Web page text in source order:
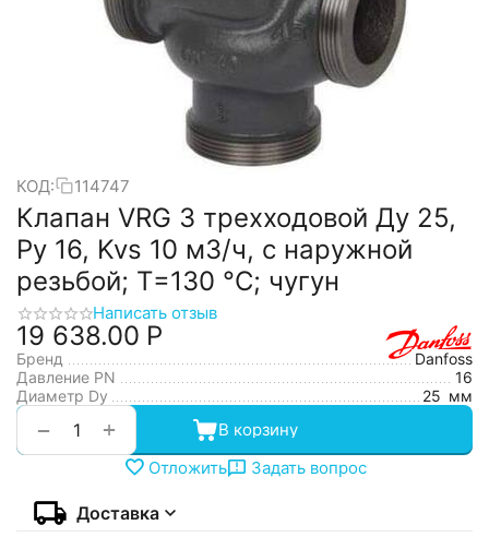
КОД: 114747
Клапан VRG 3 трехходовой Ду 25,
Ру 16, Kvs 10 м3/ч, с наружной
резьбой; Т=130 °С; чугун
Написать отзыв
19 638.00 Р
Бренд
Danfoss
Давление PN
16
Диаметр Dy
25 мм
+
−
В корзину
Отложить
Задать вопрос
Доставка